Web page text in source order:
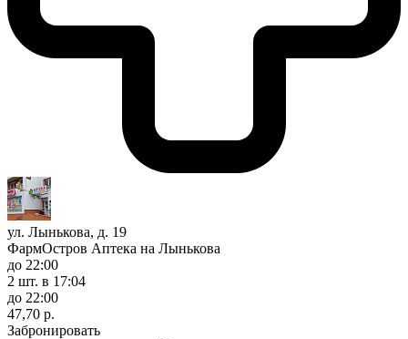
ул. Лынькова, д. 19
ФармОстров Аптека на Лынькова
до 22:00
2 шт. в 17:04
до 22:00
47,70 р.
Забронировать